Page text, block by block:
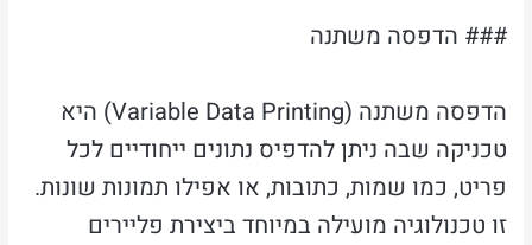
### הדפסה משתנה
הדפסה משתנה (Variable Data Printing) היא
טכניקה שבה ניתן להדפיס נתונים ייחודיים לכל
פריט, כמו שמות, כתובות, או אפילו תמונות שונות.
זו טכנולוגיה מועילה במיוחד ביצירת פליירים